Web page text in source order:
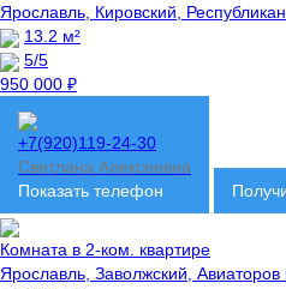
Ярославль, Кировский,
13.2 м²
5/5
950 000 ₽
+7(920)119-24-30
Светлана Алексеевна
Показать телефон
Комната в 2-ком. квартире
Ярославль, Заволжский, Авиаторов